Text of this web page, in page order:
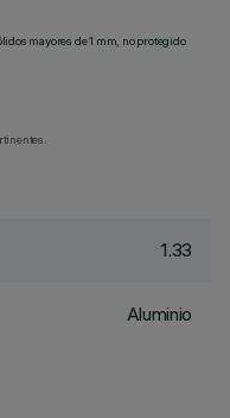
mayores de 1 mm, no protegido
1.33
Aluminio